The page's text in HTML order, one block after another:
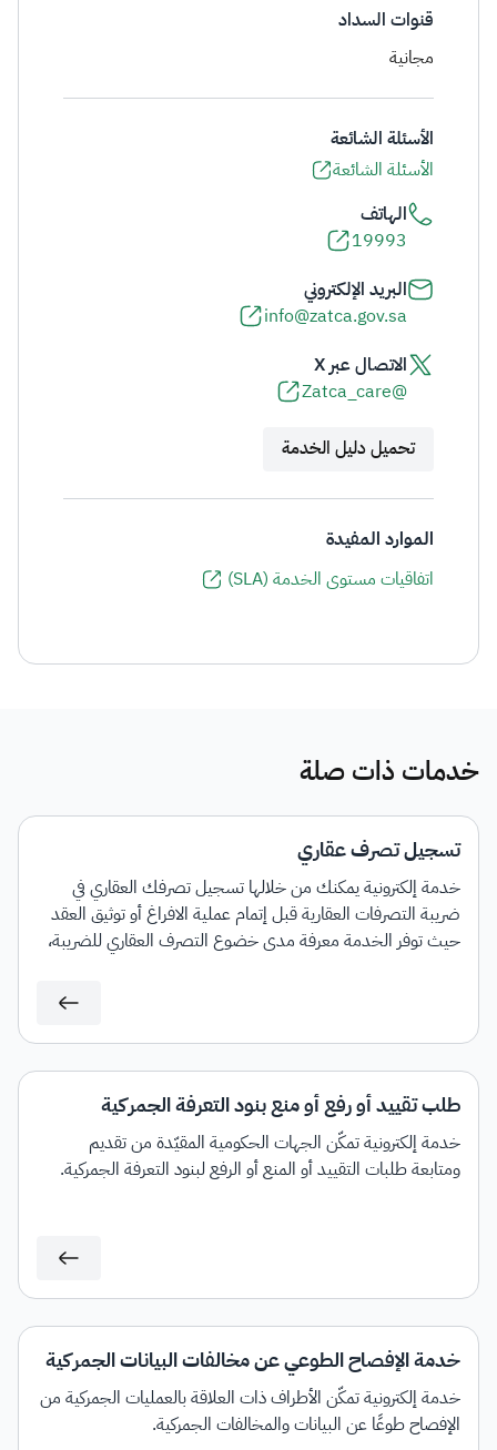
قنوات السداد
مجانية
الأسئلة الشائعة
الأسئلة الشائعة
الهاتف
19993
البريد الإلكتروني
info@zatca.gov.sa
الاتصال عبر X
@Zatca_care
تحميل دليل الخدمة
الموارد المفيدة
اتفاقيات مستوى الخدمة (SLA)
خدمات ذات صلة
تسجيل تصرف عقاري
خدمة إلكترونية يمكنك من خلالها تسجيل تصرفك العقاري في
ضريبة التصرفات العقارية قبل إتمام عملية الافراغ أو توثيق العقد
حيث توفر الخدمة معرفة مدى خضوع التصرف العقاري للضريبة،
طلب تقييد أو رفع أو منع بنود التعرفة الجمركية
خدمة إلكترونية تمكّن الجهات الحكومية المقيّدة من تقديم
ومتابعة طلبات التقييد أو المنع أو الرفع لبنود التعرفة الجمركية.
خدمة الإفصاح الطوعي عن مخالفات البيانات الجمركية
خدمة إلكترونية تمكّن الأطراف ذات العلاقة بالعمليات الجمركية من
الإفصاح طوعًا عن البيانات والمخالفات الجمركية.